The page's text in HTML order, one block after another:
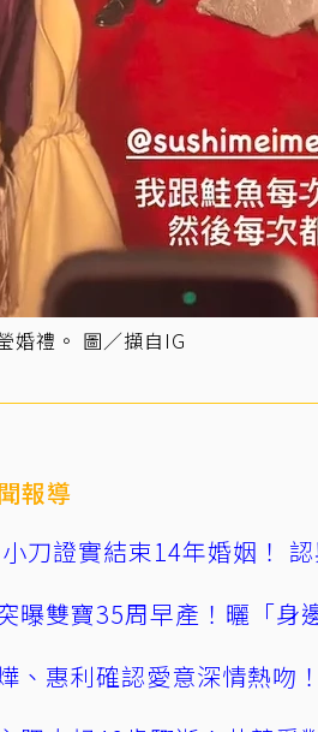
婚禮。 圖／擷自IG
報導
刀證實結束14年婚姻！
曝雙寶35周早產！曬「身
、惠利確認愛意深情熱吻